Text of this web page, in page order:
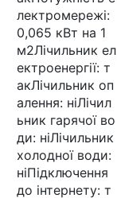
лектромережі:
0,065 кВт на 1
м2Лічильник ел
ектроенергії: т
акЛічильник оп
алення: ніЛічил
ьник гарячої во
ди: ніЛічильник
холодної води:
ніПідключення
до інтернету: т